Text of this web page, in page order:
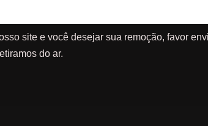
site e você desejar sua remoção, favor
do ar.